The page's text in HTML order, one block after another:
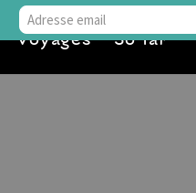
Voyages • So far